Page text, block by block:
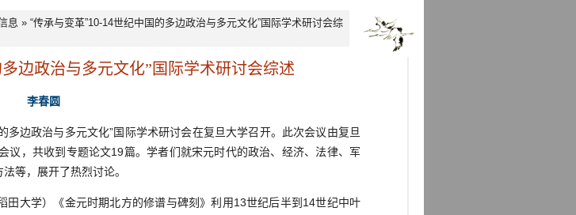
息 » “传承与变革”10-14世纪中国的多边政治与多元文化”国际学术研讨会综
边政治与多元文化”国际学术研讨会综述
李春圆
边政治与多元文化”国际学术研讨会在复旦大学召开。此次会议由复旦
议，共收到专题论文19篇。学者们就宋元时代的政治、经济、法律、军
等，展开了热烈讨论。
大学）《金元时期北方的修谱与碑刻》利用13世纪后半到14世纪中叶